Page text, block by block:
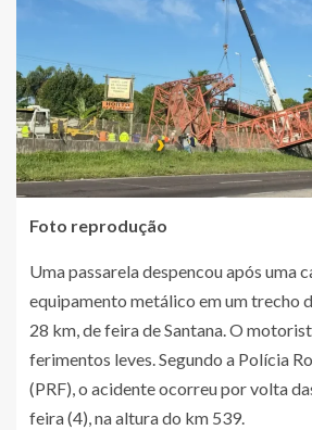
Foto reprodução
Uma passarela despencou após uma
equipamento metálico em um trecho
28 km, de feira de Santana. O
ferimentos leves. Segundo a Polícia
(PRF), o acidente ocorreu por volta
feira (4), na altura do km 539.